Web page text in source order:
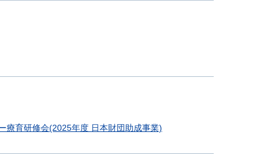
育研修会(2025年度 日本財団助成事業)